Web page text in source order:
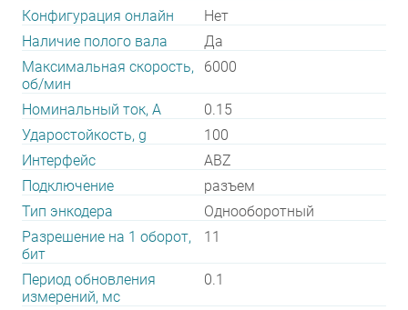
Конфигурация онлайн
Нет
Наличие полого вала
Да
Максимальная скорость,
об/мин
6000
Номинальный ток, А
0.15
Ударостойкость, g
100
Интерфейс
ABZ
Подключение
разъем
Тип энкодера
Однооборотный
Разрешение на 1 оборот,
бит
11
Период обновления
измерений, мс
0.1